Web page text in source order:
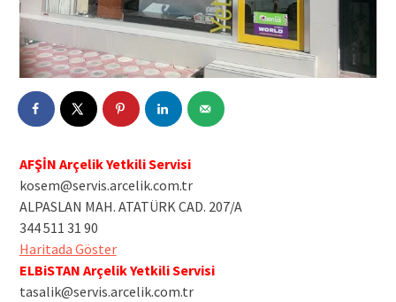
AFŞİN Arçelik Yetkili Servisi
kosem@servis.arcelik.com.tr
ALPASLAN MAH. ATATÜRK CAD. 207/A
344 511 31 90
Haritada Göster
ELBiSTAN Arçelik Yetkili Servisi
tasalik@servis.arcelik.com.tr